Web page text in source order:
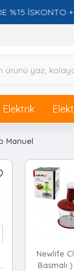
İSKONTO +
Elektrik
Manuel
Newlife
Basmalı